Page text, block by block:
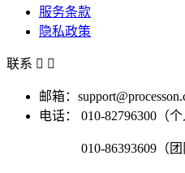
服务条款
隐私政策
联系  
邮箱：
电话：
010-82796300（个
010-86393609（团